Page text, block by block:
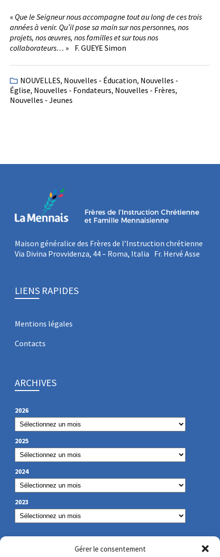
Gérer le consentement
« Que le Seigneur nous accompagne tout au long de ces trois
années à venir. Qu’il pose sa main sur nos personnes, nos
projets, nos œuvres, nos familles et sur tous nos
collaborateurs… » F. GUEYE Simon
NOUVELLES, Nouvelles - Éducation, Nouvelles -
Église, Nouvelles - Fondateurs, Nouvelles - Frères,
Nouvelles - Jeunes
Maison généralice des Frères de l’Instruction chrétienne
Via Divina Provvidenza, 44 – Roma, Italia Fr. Hervé Asse
LIENS RAPIDES
Mentions légales
Contacts
ARCHIVES
2026
2025
2024
2023
NOS COORDONNÉES